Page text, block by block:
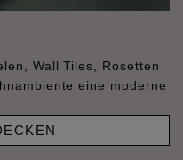
Wall Tiles, Rosetten
eine moderne